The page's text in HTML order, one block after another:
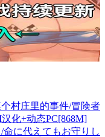
村庄里的事件/冒険者
化+动态PC[868M]
命に代えてもお守りし